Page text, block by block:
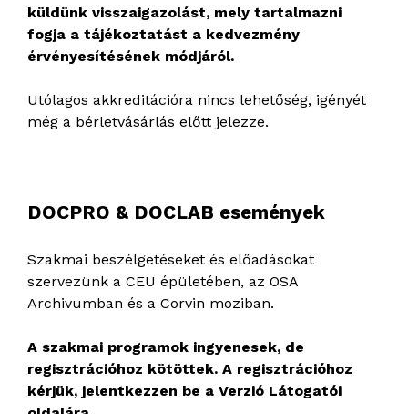
küldünk visszaigazolást, mely tartalmazni
fogja a tájékoztatást a kedvezmény
érvényesítésének módjáról.
Utólagos akkreditációra nincs lehetőség, igényét
még a bérletvásárlás előtt jelezze.
DOCPRO & DOCLAB események
Szakmai beszélgetéseket és előadásokat
szervezünk a CEU épületében, az OSA
Archivumban és a Corvin moziban.
A szakmai programok ingyenesek, de
regisztrációhoz kötöttek. A regisztrációhoz
kérjük, jelentkezzen be a Verzió Látogatói